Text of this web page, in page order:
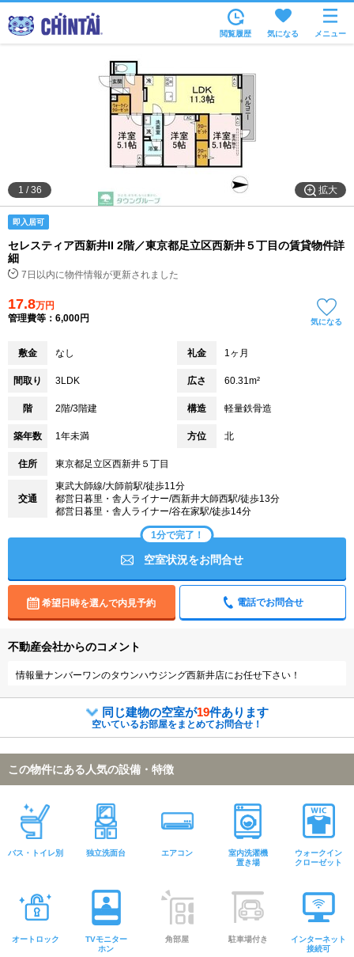
住所から
家賃相場から
通勤通学時間から
物件特集から
不動産会社から
閲覧履歴 気になる メニュー
拡大
1 /36
即入居可
セレスティア西新井II 2階／東京都足立区西新井５丁目の賃貸物件詳
細
7日以内に物件情報が更新されました
17.8万円
管理費等：6,000円
気になる
敷金 なし 礼金 1ヶ月
間取り 3LDK 広さ 60.31m²
階 2階/3階建 構造 軽量鉄骨造
築年数 1年未満 方位 北
住所 東京都足立区西新井５丁目
交通
東武大師線/大師前駅/徒歩11分
都営日暮里・舎人ライナー/西新井大師西駅/徒歩13分
都営日暮里・舎人ライナー/谷在家駅/徒歩14分
1分で完了！
空室状況をお問合せ
希望日時を選んで内見予約 電話でお問合せ
不動産会社からのコメント
情報量ナンバーワンのタウンハウジング西新井店にお任せ下さい！
同じ建物の空室が19件あります
空いているお部屋をまとめてお問合せ！
この物件にある人気の設備・特徴
バス・トイレ別 独立洗面台 エアコン
室内洗濯機
置き場
ウォークイン
クローゼット
オートロック
TVモニター
ホン
角部屋 駐車場付き
インターネット
接続可